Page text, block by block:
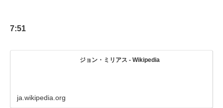
7:51
ジョン・ミリアス - Wikipedia
ja.wikipedia.org